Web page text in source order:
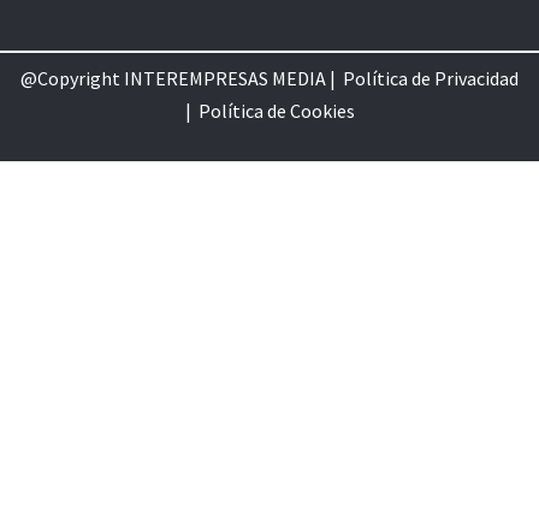
@Copyright INTEREMPRESAS MEDIA | Política de Privacidad
| Política de Cookies